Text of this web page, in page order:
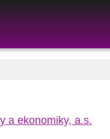
a ekonomiky, a.s.